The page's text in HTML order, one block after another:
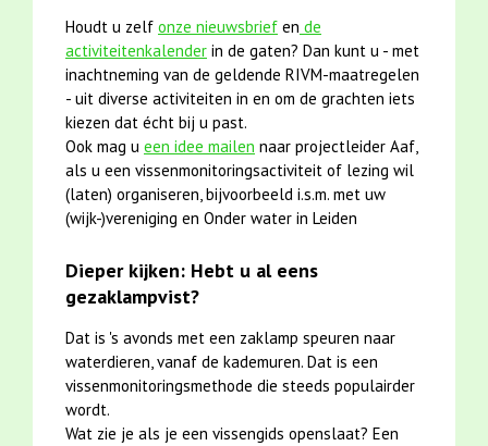
Houdt u zelf onze nieuwsbrief en de
activiteitenkalender in de gaten? Dan kunt u - met
inachtneming van de geldende RIVM-maatregelen
- uit diverse activiteiten in en om de grachten iets
kiezen dat écht bij u past.
Ook mag u een idee mailen naar projectleider Aaf,
als u een vissenmonitoringsactiviteit of lezing wil
(laten) organiseren, bijvoorbeeld i.s.m. met uw
(wijk-)vereniging en Onder water in Leiden
Dieper kijken: Hebt u al eens
gezaklampvist?
Dat is 's avonds met een zaklamp speuren naar
waterdieren, vanaf de kademuren. Dat is een
vissenmonitoringsmethode die steeds populairder
wordt.
Wat zie je als je een vissengids openslaat? Een